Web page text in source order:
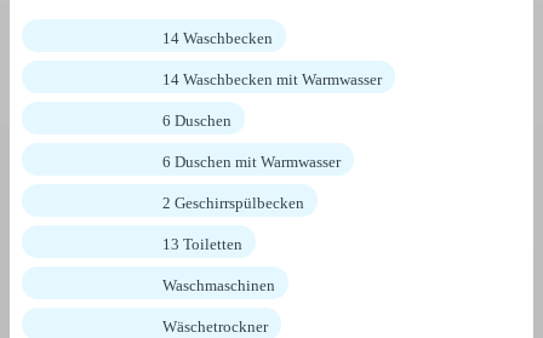
14 Waschbecken
14 Waschbecken mit Warmwasser
6 Duschen
6 Duschen mit Warmwasser
2 Geschirrspülbecken
13 Toiletten
Waschmaschinen
Wäschetrockner